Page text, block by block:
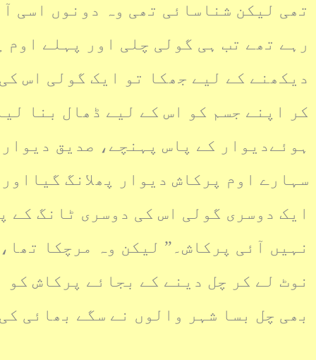
تھی لیکن شناسائی تھی وہ دونوں اسی
رہے تھے تب ہی گولی چلی اور پہلے
دیکھنے کے لیے جھکا تو ایک گولی اس
کر اپنے جسم کو اس کے لیے ڈھال بنا
ہوئےدیوار کے پاس پہنچے، صدیق
سہارے اوم پرکاش دیوار پھلانگ
ایک دوسری گولی اس کی دوسری ٹانگ کے
نہیں آئی پرکاش۔” لیکن وہ مرچکا
نوٹ لے کر چل دینے کے بجائے پرکاش کو
بھی چل بسا شہر والوں نے سگے بھائی